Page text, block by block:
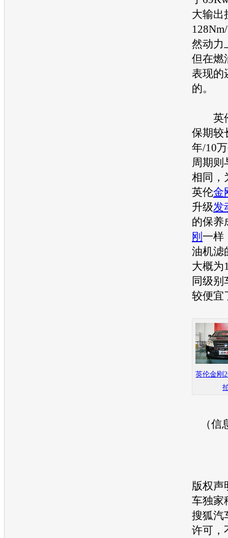
大输出
然动力
但在燃
表现的
的。
英
保期较
年/10
周期则
相同，
英伦金
升级发
的保养
刚 一样
油机滤
大概为
同级别
较便宜
英伦金刚
（
版权声
车独家
搜狐汽
许可，